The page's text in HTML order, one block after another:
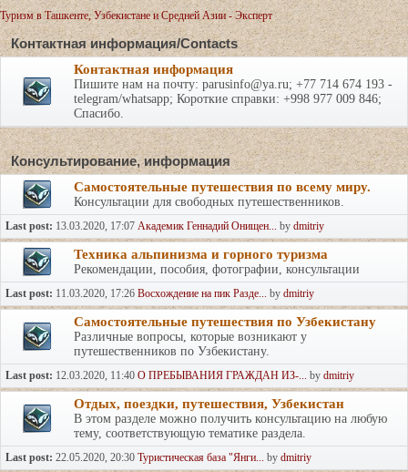
Туризм в Ташкенте, Узбекистане и Средней Азии - Эксперт
Контактная информация/Contacts
Контактная информация
Пишите нам на почту: parusinfo@ya.ru; +77 714 674 193 -
telegram/whatsapp; Короткие справки: +998 977 009 846;
Спасибо.
Консультирование, информация
Самостоятельные путешествия по всему миру.
Консультации для свободных путешественников.
Last post: 13.03.2020, 17:07 Академик Геннадий Онищен... by dmitriy
Техника альпинизма и горного туризма
Рекомендации, пособия, фотографии, консультации
Last post: 11.03.2020, 17:26 Восхождение на пик Разде... by dmitriy
Самостоятельные путешествия по Узбекистану
Различные вопросы, которые возникают у
путешественников по Узбекистану.
Last post: 12.03.2020, 11:40 О ПРЕБЫВАНИЯ ГРАЖДАН ИЗ-... by dmitriy
Отдых, поездки, путешествия, Узбекистан
В этом разделе можно получить консультацию на любую
тему, соответствующую тематике раздела.
Last post: 22.05.2020, 20:30 Туристическая база "Янги... by dmitriy